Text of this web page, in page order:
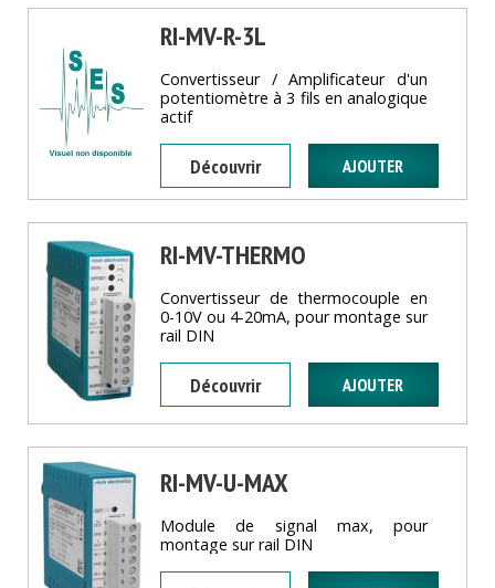
RI-MV-R-3L
Convertisseur / Amplificateur d'un
potentiomètre à 3 fils en analogique
actif
Découvrir
RI-MV-THERMO
Convertisseur de thermocouple en
0-10V ou 4-20mA, pour montage sur
rail DIN
Découvrir
RI-MV-U-MAX
Module de signal max, pour
montage sur rail DIN